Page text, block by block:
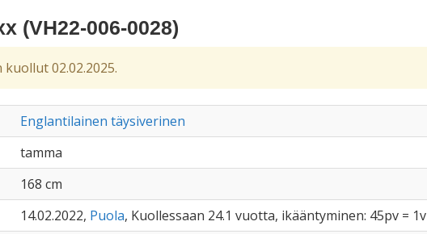
(VH22-006-0028)
02.02.2025.
Englantilainen täysiverinen
tamma
168 cm
14.02.2022, Puola, Kuollessaan 24.1 vuotta, ikääntyminen: 45pv = 1v